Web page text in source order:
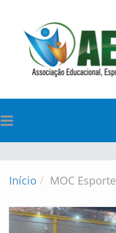
TOGGLE
NAVIGATION
Início MOC Esporte